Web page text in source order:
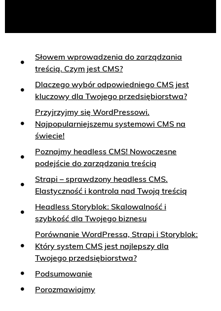
Słowem wprowadzenia do zarządzania
treścią. Czym jest CMS?
Dlaczego wybór odpowiedniego CMS jest
kluczowy dla Twojego przedsiębiorstwa?
Przyjrzyjmy się WordPressowi.
Najpopularniejszemu systemowi CMS na
świecie!
Poznajmy headless CMS! Nowoczesne
podejście do zarządzania treścią
Strapi – sprawdzony headless CMS.
Elastyczność i kontrola nad Twoją treścią
Headless Storyblok: Skalowalność i
szybkość dla Twojego biznesu
Porównanie WordPressa, Strapi i Storyblok:
Który system CMS jest najlepszy dla
Twojego przedsiębiorstwa?
Podsumowanie
Porozmawiajmy